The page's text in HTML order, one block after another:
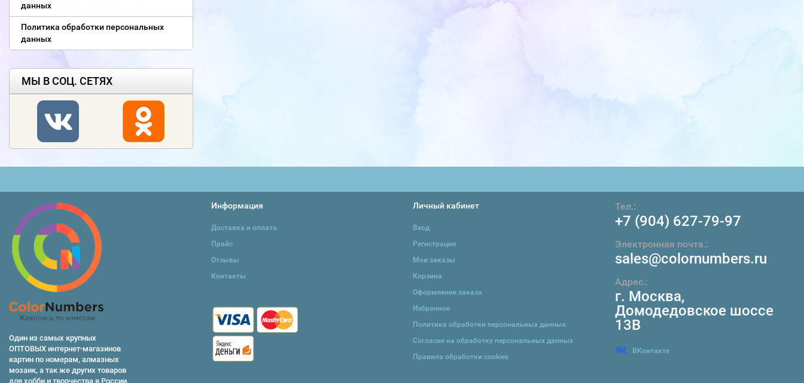
данных
Политика обработки персональных
данных
МЫ В СОЦ. СЕТЯХ
Один из самых крупных
ОПТОВЫХ интернет-магазинов
картин по номерам, алмазных
мозаик, а так же других товаров
для хобби и творчества в России.
Информация
Доставка и оплата
Прайс
Отзывы
Контакты
Личный кабинет
Вход
Регистрация
Мои заказы
Корзина
Оформление заказа
Избранное
Политика обработки персональных данных
Согласие на обработку персональных данных
Правила обработки cookies
Тел.:
+7 (904) 627-79-97
Электронная почта.:
sales@colornumbers.ru
Адрес.:
г. Москва,
Домодедовское шоссе
13В
ВКонтакте